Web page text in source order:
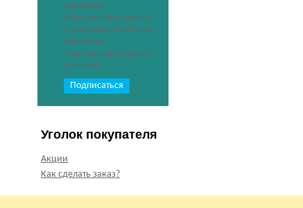
обработку
персональных данных.
С условиями политики
обработки
персональных данных
согласен.
Уголок покупателя
Акции
Как сделать заказ?